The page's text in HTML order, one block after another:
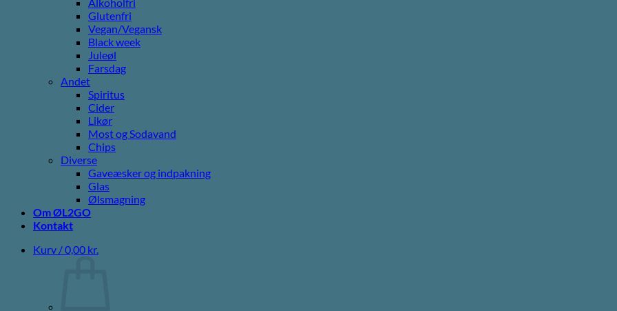
Glutenfri
Vegan/Vegansk
Black week
Juleøl
Farsdag
Andet
Spiritus
Cider
Likør
Most og Sodavand
Chips
Diverse
Gaveæsker og indpakning
Glas
Ølsmagning
Om ØL2GO
Kontakt
Kurv /0,00 kr.